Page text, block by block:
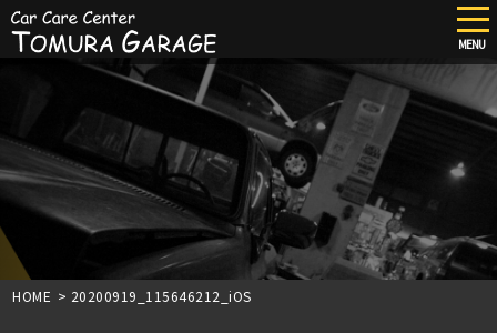
content
MENU
HOME > 20200919_115646212_iOS